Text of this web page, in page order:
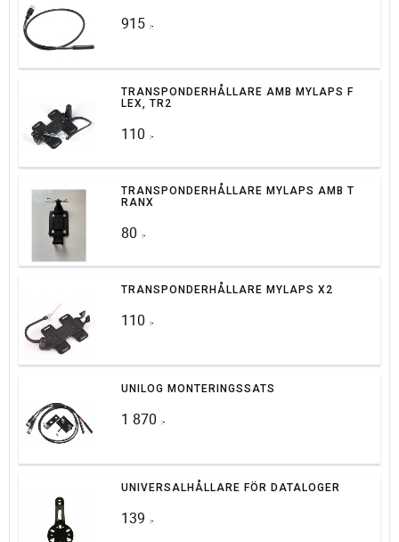
915 :-
TRANSPONDERHÅLLARE AMB MYLAPS F
LEX, TR2
110 :-
TRANSPONDERHÅLLARE MYLAPS AMB T
RANX
80 :-
TRANSPONDERHÅLLARE MYLAPS X2
110 :-
UNILOG MONTERINGSSATS
1 870 :-
UNIVERSALHÅLLARE FÖR DATALOGER
139 :-